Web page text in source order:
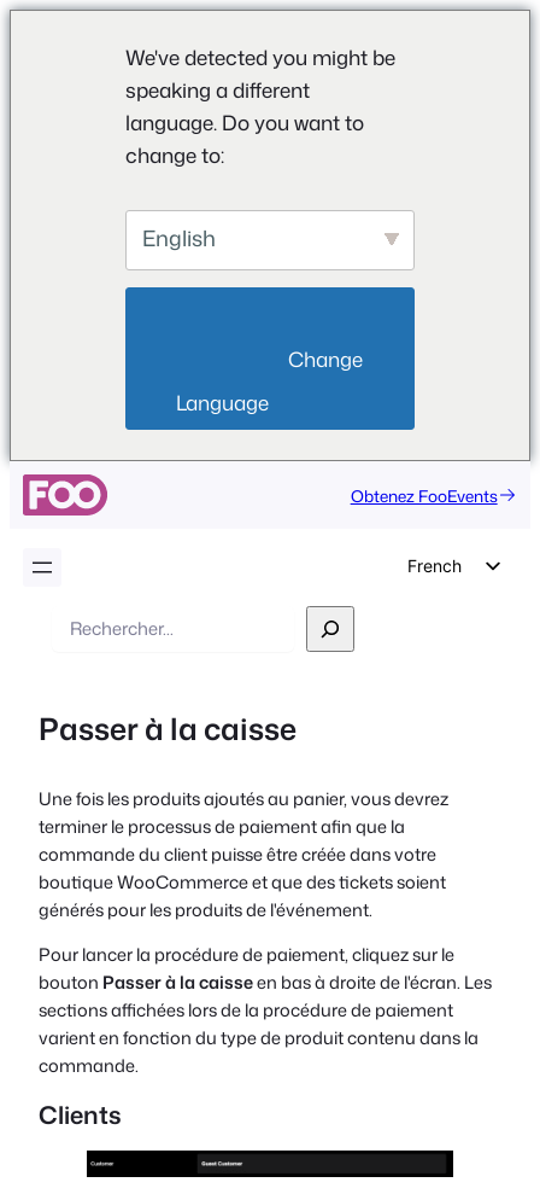
We've detected you might be
speaking a different
language. Do you want to
change to:
English
Language
Obtenez FooEvents
French
Portuguese
Polish
Czech
Recherche
Passer à la caisse
Une fois les produits ajoutés au panier, vous devrez
terminer le processus de paiement afin que la
commande du client puisse être créée dans votre
boutique WooCommerce et que des tickets soient
générés pour les produits de l'événement.
Pour lancer la procédure de paiement, cliquez sur le
bouton Passer à la caisseen bas à droite de l'écran. Les
sections affichées lors de la procédure de paiement
varient en fonction du type de produit contenu dans la
commande.
Clients